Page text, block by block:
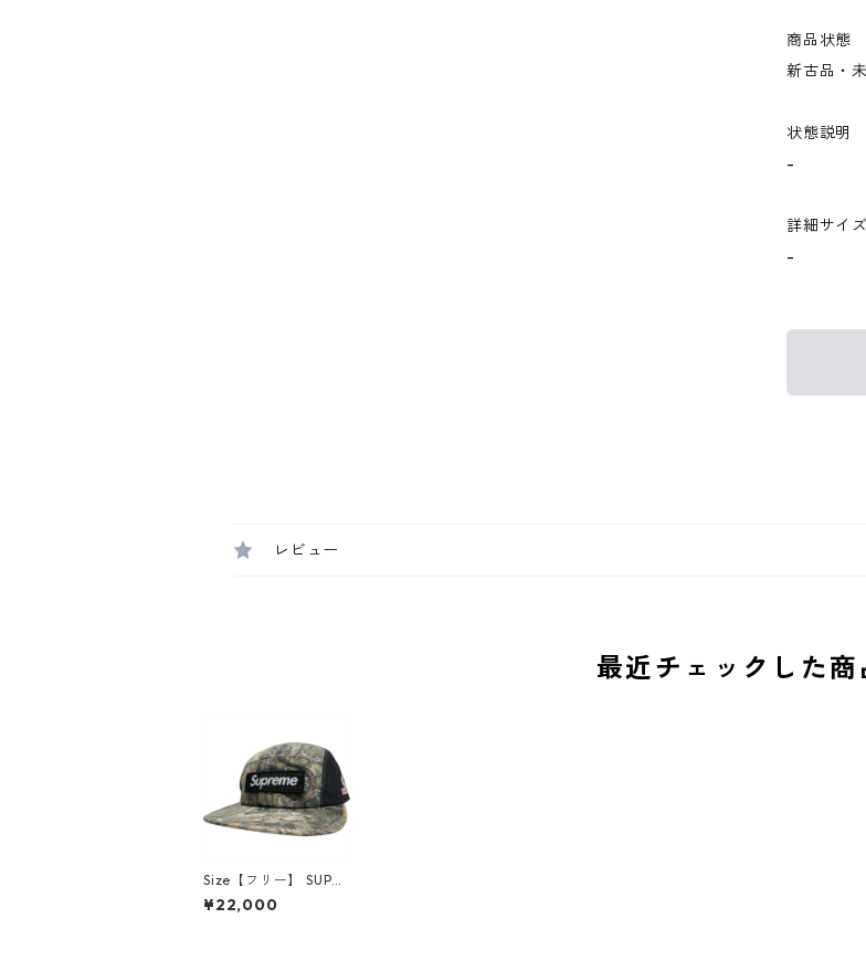
商品状態
新古品・
状態説明
-
詳細サイズ
-
レビュー
最近チェックした商
Size【フリー】 SUPR
EME シュプリーム 26
SS GORE-TEX Camp
¥22,000